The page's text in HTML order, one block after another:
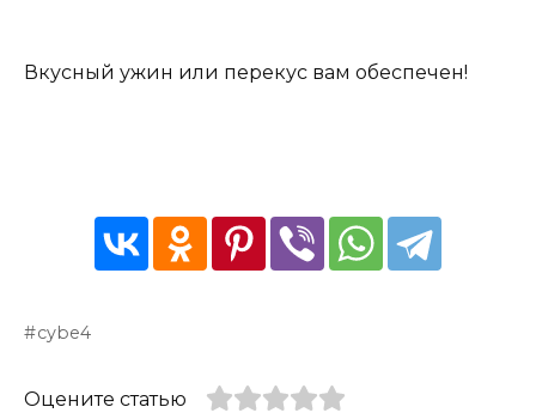
Вкусный ужин или перекус вам обеспечен!
cybe4
Оцените статью